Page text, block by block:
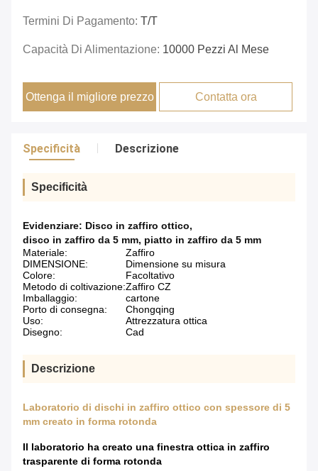
Termini Di Pagamento: T/T
Capacità Di Alimentazione: 10000 Pezzi Al Mese
Ottenga il migliore prezzo Contatta ora
Specificità Descrizione
Specificità
Evidenziare: Disco in zaffiro ottico,
disco in zaffiro da 5 mm, piatto in zaffiro da 5 mm
Materiale:
Zaffiro
DIMENSIONE:
Dimensione su misura
Colore:
Facoltativo
Metodo di coltivazione:Zaffiro CZ
Imballaggio:
cartone
Porto di consegna:
Chongqing
Uso:
Attrezzatura ottica
Disegno:
Cad
Descrizione
Laboratorio di dischi in zaffiro ottico con spessore di 5
mm creato in forma rotonda
Il laboratorio ha creato una finestra ottica in zaffiro
trasparente di forma rotonda